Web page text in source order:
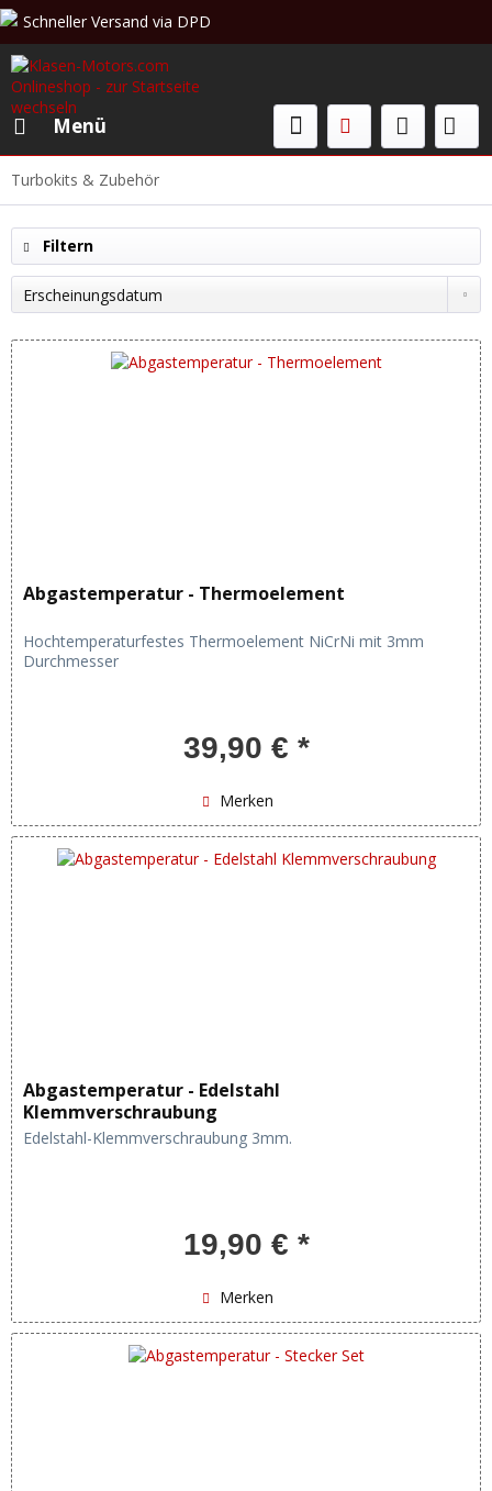
Schneller Versand via DPD
Beratung & Verkauf: +49 (0)208 62 67 34 02
Menü
Turbokits & Zubehör
Filtern
Abgastemperatur - Thermoelement
Hochtemperaturfestes Thermoelement NiCrNi mit 3mm
Durchmesser
39,90 € *
Merken
Abgastemperatur - Edelstahl
Klemmverschraubung
Edelstahl-Klemmverschraubung 3mm.
19,90 € *
Merken